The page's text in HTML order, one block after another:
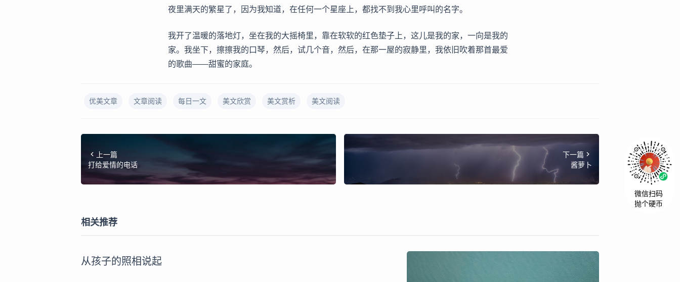
夜里满天的繁星了，因为我知道，在任何一个星座上，都找不到我心里呼叫的名字。
我开了温暖的落地灯，坐在我的大摇椅里，靠在软软的红色垫子上，这儿是我的家，一向是我的
家。我坐下，擦擦我的口琴，然后，试几个音，然后，在那一屋的寂静里，我依旧吹着那首最爱
的歌曲——甜蜜的家庭。
优美文章 文章阅读 每日一文 美文欣赏 美文赏析 美文阅读
上一篇
打给爱情的电话
下一篇
酱萝卜
相关推荐
从孩子的照相说起
微信扫码
抛个硬币